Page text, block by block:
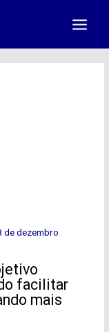
de dezembro
facilitar
mais